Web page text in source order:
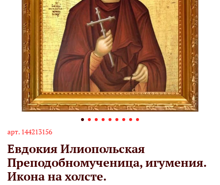
арт. 144213156
Евдокия Илиопольская
Преподобномученица, игумения.
Икона на холсте.